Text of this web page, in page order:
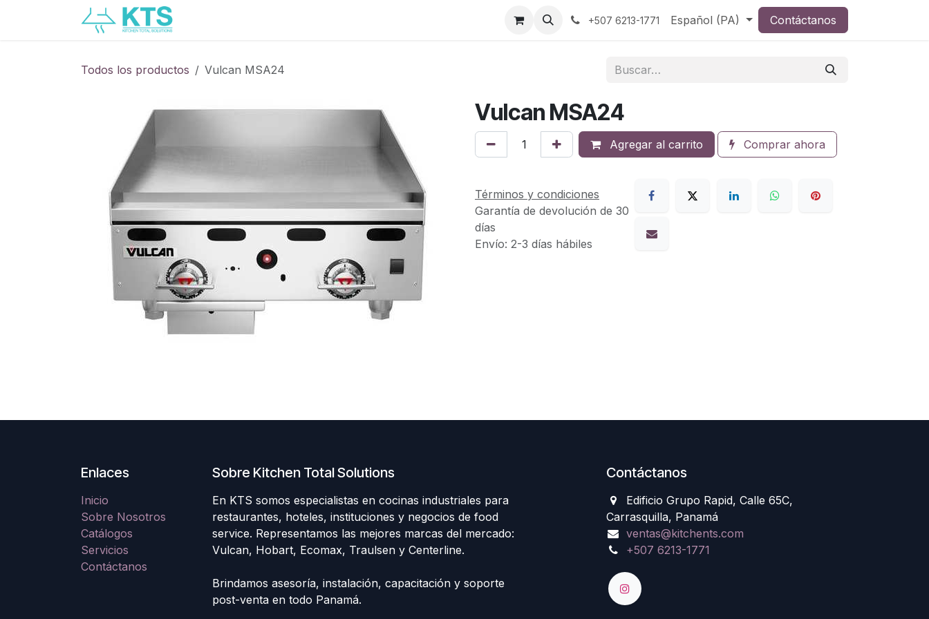
+507 6213-1771 Español (PA) Contáctanos
Todos los productos Vulcan MSA24
Vulcan MSA24
Agregar al carrito Comprar ahora
Términos y condiciones
Garantía de devolución de 30
días
Envío: 2-3 días hábiles
Enlaces
Inicio
Sobre Nosotros
Catálogos
Servicios
Contáctanos
Sobre Kitchen Total Solutions
En KTS somos especialistas en cocinas industriales para
restaurantes, hoteles, instituciones y negocios de food
service. Representamos las mejores marcas del mercado:
Vulcan, Hobart, Ecomax, Traulsen y Centerline.
Brindamos asesoría, instalación, capacitación y soporte
post-venta en todo Panamá.
Contáctanos
Edificio Grupo Rapid, Calle 65C,
Carrasquilla, Panamá
ventas@kitchents.com
+507 6213-1771